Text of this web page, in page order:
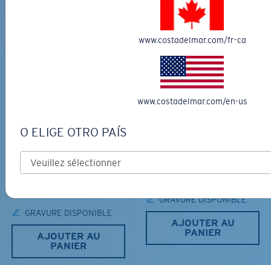
Découvrez des lunettes conçues pour chaque aventure
sur l’eau
MATÉRIAU BIOSOURCÉ
RINCON
GRAVURE DISPONIBLE
AJOUTER AU
PANIER
LOS ALIJOS
GRAVURE DISPONIBLE
AJOUTER AU
PANIER
www.costadelmar.com/fr-ca
www.costadelmar.com/en-us
O ELIGE OTRO PAÍS